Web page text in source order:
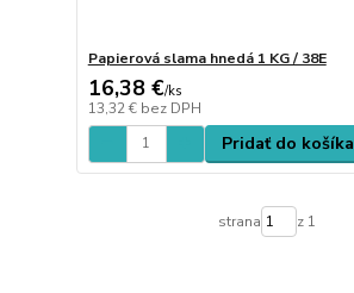
Papierová slama hnedá 1 KG / 38E
16,38 €/ks
13,32 € bez DPH
Pridať do košíka
strana z 1